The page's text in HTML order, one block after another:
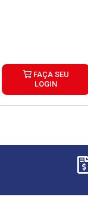
FAÇA SEU
LOGIN